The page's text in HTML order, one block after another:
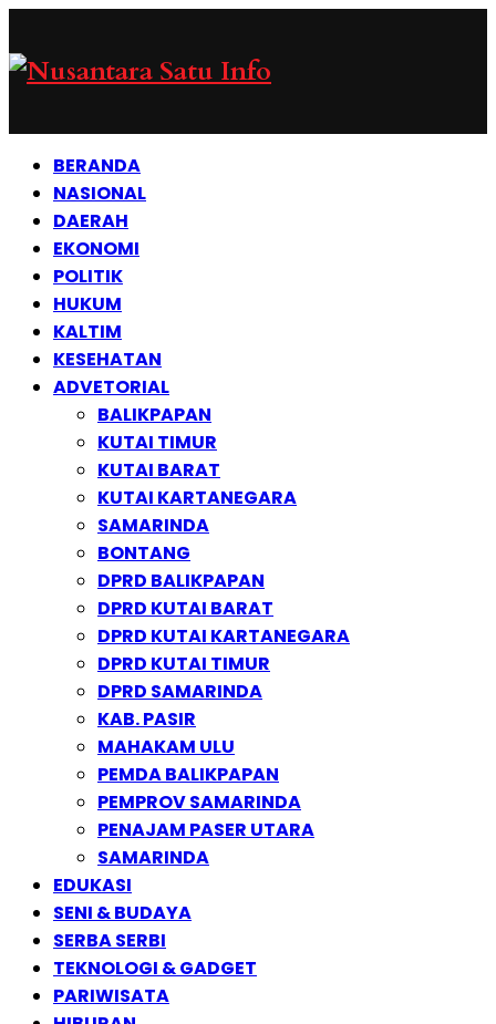
BERANDA
NASIONAL
DAERAH
EKONOMI
POLITIK
HUKUM
KALTIM
KESEHATAN
ADVETORIAL
BALIKPAPAN
KUTAI TIMUR
KUTAI BARAT
KUTAI KARTANEGARA
SAMARINDA
BONTANG
DPRD BALIKPAPAN
DPRD KUTAI BARAT
DPRD KUTAI KARTANEGARA
DPRD KUTAI TIMUR
DPRD SAMARINDA
KAB. PASIR
MAHAKAM ULU
PEMDA BALIKPAPAN
PEMPROV SAMARINDA
PENAJAM PASER UTARA
SAMARINDA
EDUKASI
SENI & BUDAYA
SERBA SERBI
TEKNOLOGI & GADGET
PARIWISATA